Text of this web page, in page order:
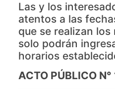
Las y los
atentos a las
que se realizan los
solo podrán
horarios
ACTO PÚBLICO N°